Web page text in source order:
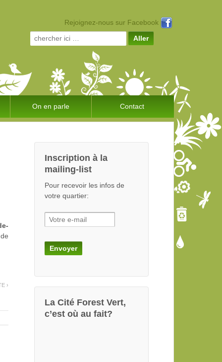
Rejoignez-nous sur Facebook
Search for:
On en parle Contact
›
Inscription à la
mailing-list
Pour recevoir les infos de
votre quartier:
La Cité Forest Vert,
c’est où au fait?